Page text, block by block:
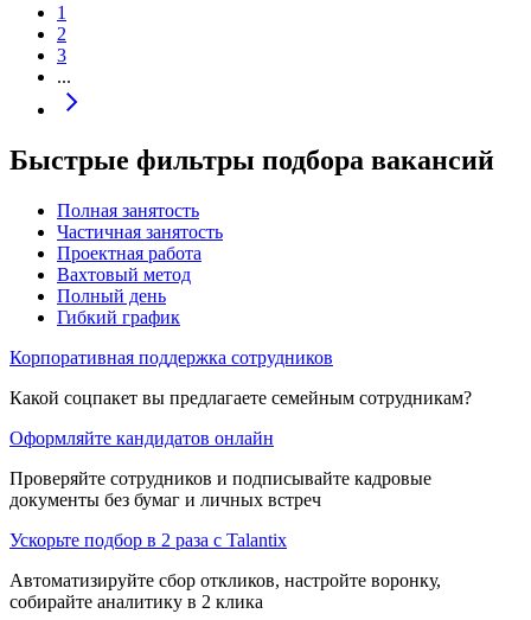
1
2
3
...
Быстрые фильтры подбора вакансий
Полная занятость
Частичная занятость
Проектная работа
Вахтовый метод
Полный день
Гибкий график
Корпоративная поддержка сотрудников
Какой соцпакет вы предлагаете семейным сотрудникам?
Оформляйте кандидатов онлайн
Проверяйте сотрудников и подписывайте кадровые
документы без бумаг и личных встреч
Ускорьте подбор в 2 раза с Talantix
Автоматизируйте сбор откликов, настройте воронку,
собирайте аналитику в 2 клика